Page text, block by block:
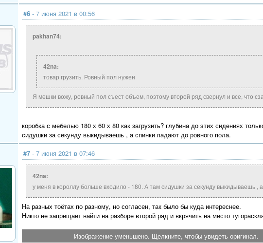
#6 - 7 июня 2021 в 00:56
pakhan74:
42na:
товар грузить. Ровный пол нужен
Я мешки вожу, ровный пол съест объем, поэтому второй ряд свернул и все, что
коробка с мебелью 180 х 60 х 80 как загрузить? глубина до этих сидениях
сидушки за секунду выкидываешь , а спинки падают до ровного пола.
#7 - 7 июня 2021 в 07:46
42na:
у меня в короллу больше входило - 180. А там сидушки за секунду выкидываешь ,
На разных тоётах по разному, но согласен, так было бы куда интереснее.
Никто не запрещает найти на разборе второй ряд и вкрячить на место
Изображение уменьшено. Щелкните, чтобы увидеть оригинал.